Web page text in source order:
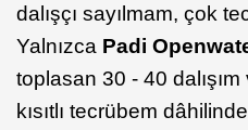
dalışçı sayılmam, çok
Yalnızca Padi
toplasan 30 - 40
kısıtlı tecrübem